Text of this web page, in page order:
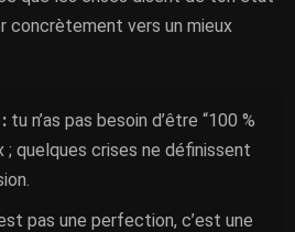
concrètement vers un mieux
tu n’as pas besoin d’être “100 %
; quelques crises ne définissent
pas une perfection, c’est une